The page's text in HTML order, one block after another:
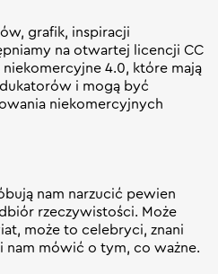
grafik, inspiracji
na otwartej licencji CC
4.0, które mają
i mogą być
niekomercyjnych
nam narzucić pewien
rzeczywistości. Może
może to celebryci, znani
nam mówić o tym, co ważne.